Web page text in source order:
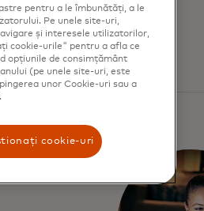
în
lucrurile
la
pentru a le îmbunătăți, a le
Pe unele site-uri,
și interesele utilizatorilor,
cookie-urile" pentru a afla ce
opțiunile de consimțământ
(pe unele site-uri, este
unor Cookie-uri sau a
cookie-uri